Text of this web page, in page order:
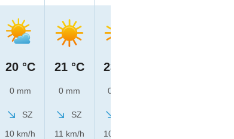
20 °C
0 mm
SZ
10 km/h
21 °C
0 mm
SZ
11 km/h
23 °C
0 mm
10 km/h